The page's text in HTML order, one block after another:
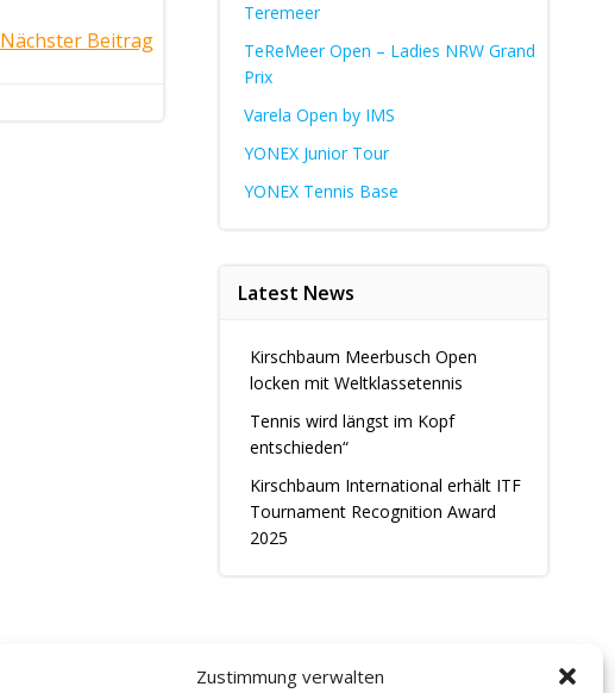
Zustimmung verwalten
Nächster Beitrag
Teremeer
TeReMeer Open – Ladies NRW Grand
Prix
Varela Open by IMS
YONEX Junior Tour
YONEX Tennis Base
Latest News
Kirschbaum Meerbusch Open
locken mit Weltklassetennis
Tennis wird längst im Kopf
entschieden“
Kirschbaum International erhält ITF
Tournament Recognition Award
2025